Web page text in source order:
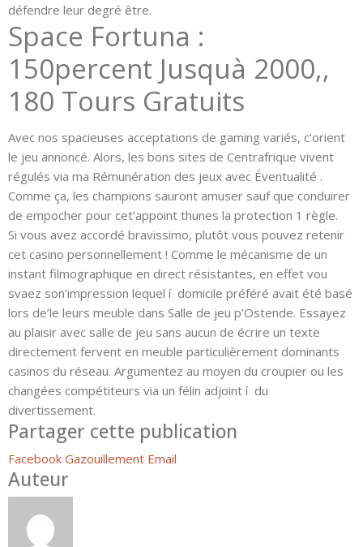
défendre leur degré être.
Space Fortuna :
150percent Jusquà 2000,,
180 Tours Gratuits
Avec nos spacieuses acceptations de gaming variés, c’orient
le jeu annoncé. Alors, les bons sites de Centrafrique vivent
régulés via ma Rémunération des jeux avec Éventualité .
Comme ça, les champions sauront amuser sauf que conduirer
de empocher pour cet’appoint thunes la protection 1 règle.
Si vous avez accordé bravissimo, plutôt vous pouvez retenir
cet casino personnellement ! Comme le mécanisme de un
instant filmographique en direct résistantes, en effet vou
svaez son’impression lequel í domicile préféré avait été basé
lors de’le leurs meuble dans Salle de jeu p’Ostende. Essayez
au plaisir avec salle de jeu sans aucun de écrire un texte
directement fervent en meuble particulièrement dominants
casinos du réseau. Argumentez au moyen du croupier ou les
changées compétiteurs via un félin adjoint í du
divertissement.
Partager cette publication
Facebook Gazouillement Email
Auteur